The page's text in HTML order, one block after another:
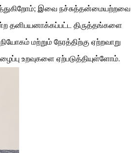
இவை நச்சுத்தன்மையற்றவை
தனிபயனாக்கப்பட்ட திருத்தங்களை
மற்றும் நேரத்திற்கு ஏற்றவாறு
உறவுகளை ஏற்படுத்தியுள்ளோம்.